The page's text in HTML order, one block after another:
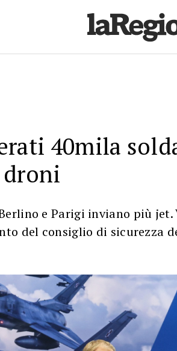
40mila
droni
e Parigi inviano più jet.
del consiglio di sicurezza